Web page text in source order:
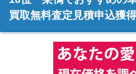
買取無料査定見積申込獲